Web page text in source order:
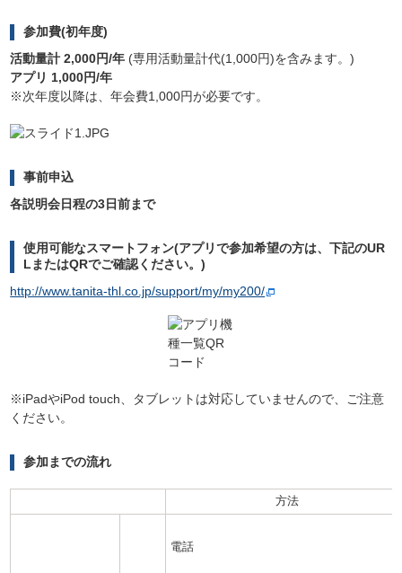
参加費(初年度)
活動量計 2,000円/年 (専用活動量計代(1,000円)を含みます。)
アプリ 1,000円/年
※次年度以降は、年会費1,000円が必要です。
事前申込
各説明会日程の3日前まで
使用可能なスマートフォン(アプリで参加希望の方は、下記のUR
LまたはQRでご確認ください。)
http://www.tanita-thl.co.jp/support/my/my200/
※iPadやiPod touch、タブレットは対応していませんので、ご注意
ください。
参加までの流れ
方法
電話